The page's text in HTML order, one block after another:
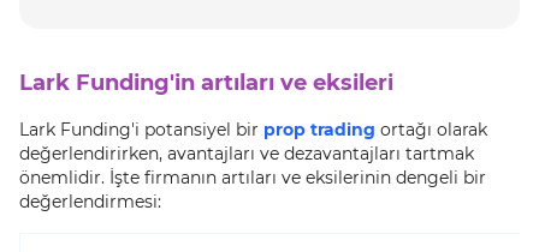
Lark Funding'in artıları ve eksileri
Lark Funding'i potansiyel bir prop trading ortağı olarak
değerlendirirken, avantajları ve dezavantajları tartmak
önemlidir. İşte firmanın artıları ve eksilerinin dengeli bir
değerlendirmesi: